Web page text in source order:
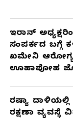
ಇರಾನ್
ಸಂಪರ್ಕದ ಬಗ್ಗೆ
ಖಮೇನಿ ಆರೋಗ್ಯ
ಊಹಾಪೋಹ
ರಷ್ಯಾ
ರಕ್ಷಣಾ